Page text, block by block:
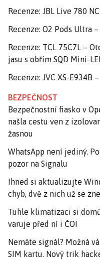
Recenze: JBL Live 780
Recenze: O2 Pods Ultra
Recenze: TCL 75C7L –
jasu s obřím SQD Mini-
Recenze: JVC XS-E934B
BEZPEČNOST
Bezpečnostní fiasko v
našla cestu ven z
žasnou
WhatsApp není jediný.
pozor na Signalu
Ihned si aktualizujte
chyb, dvě z nich už se
Tuhle klimatizaci si
varuje před ní i ČOI
Nemáte signál? Možná
SIM kartu. Nový trik